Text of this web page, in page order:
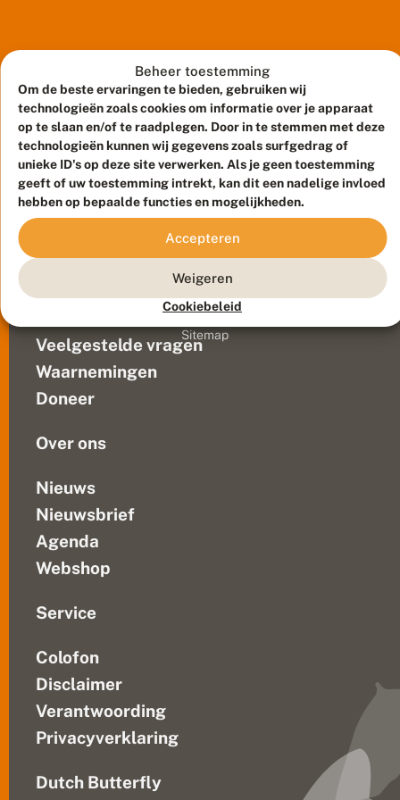
Beheer toestemming
Om de beste ervaringen te bieden, gebruiken wij
technologieën zoals cookies om informatie over je apparaat
op te slaan en/of te raadplegen. Door in te stemmen met deze
technologieën kunnen wij gegevens zoals surfgedrag of
unieke ID's op deze site verwerken. Als je geen toestemming
geeft of uw toestemming intrekt, kan dit een nadelige invloed
hebben op bepaalde functies en mogelijkheden.
Accepteren
Weigeren
Cookiebeleid
t
a
k
t
d
e
w
i
n
s
t
i
n
W
a
mee
de
finaleronde
van
Waku
Waku,
een
familiespelshow
van
KRO
NCRV.
In
show
gaan
bekende
Nederlanders
Veelgestelde vragen
Waarnemingen
Doneer
Over ons
Nieuws
Nieuwsbrief
Agenda
Webshop
Service
Colofon
Disclaimer
Verantwoording
Privacyverklaring
Dutch Butterfly
Meld waarnemingen
© 2026 Vlinderstichting
Duurzaam ontwikkeld doorGo2People, ontworpen door
Blue Field Agency
Privacy
Disclaimer
Sitemap